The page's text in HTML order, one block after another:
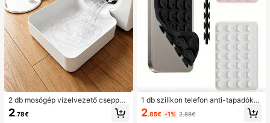
2 db mosógép vízelvezető cseppde
zsó, mosókisai vízálló padlóvédő m
atris, túláramlás- és szivárgásgátló
2.78€
1 db szilikon telefon anti-tapadókor
ong, 28 db szilikon tapadókorong (ö
nragadós tapadópárna), telefon anti
2.85€ -1% 2.88€